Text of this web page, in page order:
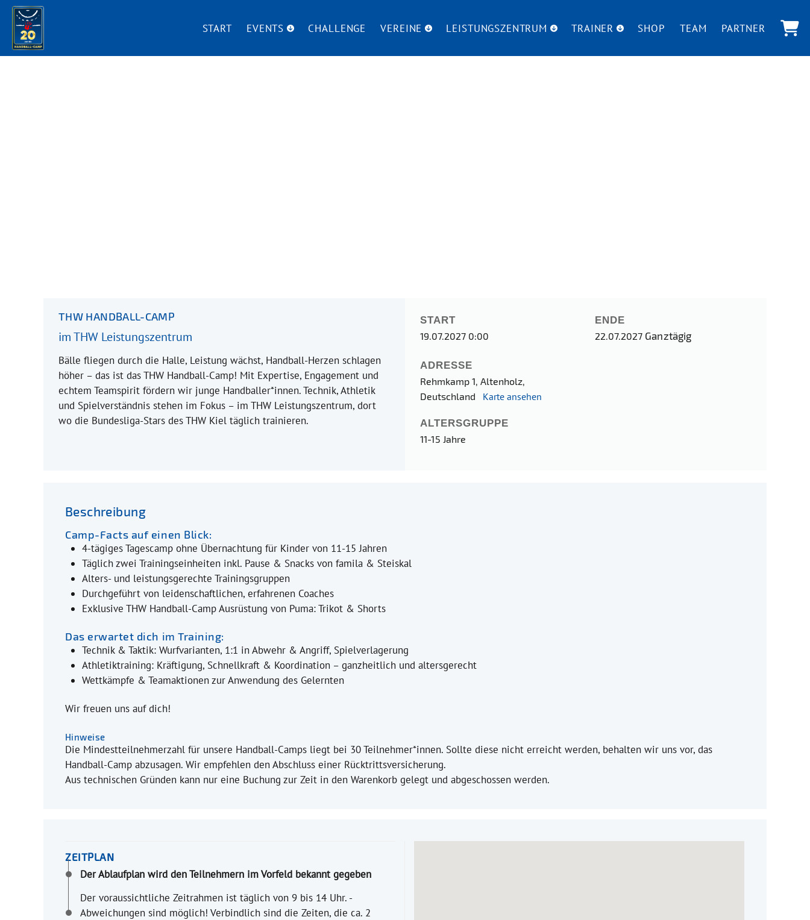
START EVENTS CHALLENGE VEREINE LEISTUNGSZENTRUM TRAINER SHOP TEAM PARTNER
THW HANDBALL-CAMP
im THW Leistungszentrum
Bälle fliegen durch die Halle, Leistung wächst, Handball-Herzen schlagen
höher – das ist das THW Handball-Camp! Mit Expertise, Engagement und
echtem Teamspirit fördern wir junge Handballer*innen. Technik, Athletik
und Spielverständnis stehen im Fokus – im THW Leistungszentrum, dort
wo die Bundesliga-Stars des THW Kiel täglich trainieren.
START
19.07.2027 0:00
ENDE
22.07.2027 Ganztägig
ADRESSE
Rehmkamp 1, Altenholz,
Deutschland Karte ansehen
ALTERSGRUPPE
11-15 Jahre
Beschreibung
Camp-Facts auf einen Blick:
4-tägiges Tagescamp ohne Übernachtung für Kinder von 11-15 Jahren
Täglich zwei Trainingseinheiten inkl. Pause & Snacks von famila & Steiskal
Alters- und leistungsgerechte Trainingsgruppen
Durchgeführt von leidenschaftlichen, erfahrenen Coaches
Exklusive THW Handball-Camp Ausrüstung von Puma: Trikot & Shorts
Das erwartet dich im Training:
Technik & Taktik: Wurfvarianten, 1:1 in Abwehr & Angriff, Spielverlagerung
Athletiktraining: Kräftigung, Schnellkraft & Koordination – ganzheitlich und altersgerecht
Wettkämpfe & Teamaktionen zur Anwendung des Gelernten
Wir freuen uns auf dich!
Hinweise
Die Mindestteilnehmerzahl für unsere Handball-Camps liegt bei 30 Teilnehmer*innen. Sollte diese nicht erreicht werden, behalten wir uns vor, das
Handball-Camp abzusagen. Wir empfehlen den Abschluss einer Rücktrittsversicherung.
Aus technischen Gründen kann nur eine Buchung zur Zeit in den Warenkorb gelegt und abgeschossen werden.
ZEITPLAN
Der Ablaufplan wird den Teilnehmern im Vorfeld bekannt gegeben
Der voraussichtliche Zeitrahmen ist täglich von 9 bis 14 Uhr. -
Abweichungen sind möglich! Verbindlich sind die Zeiten, die ca. 2